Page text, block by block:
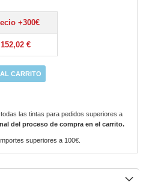
+300€
152,02 €
CARRITO
las tintas para pedidos superiores a
del proceso de compra en el carrito.
superiores a 100€.